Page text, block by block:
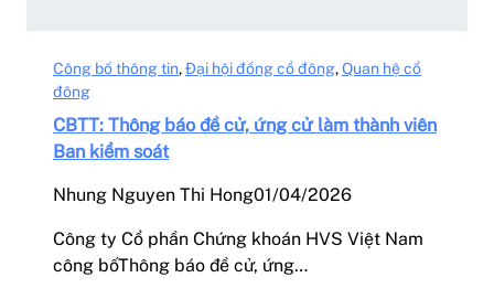
Công bố thông tin, Đại hội đồng cổ đông, Quan hệ cổ
đông
CBTT: Thông báo đề cử, ứng cử làm thành viên
Ban kiểm soát
Nhung Nguyen Thi Hong01/04/2026
Công ty Cổ phần Chứng khoán HVS Việt Nam
công bốThông báo đề cử, ứng…